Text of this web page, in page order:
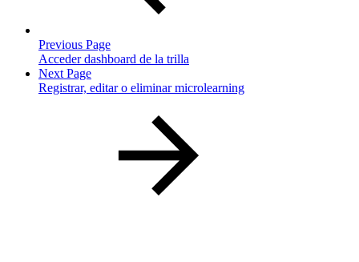
Previous Page
Acceder dashboard de la trilla
Next Page
Registrar, editar o eliminar microlearning